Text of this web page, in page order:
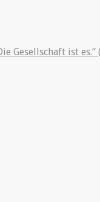
Gesellschaft ist es.“